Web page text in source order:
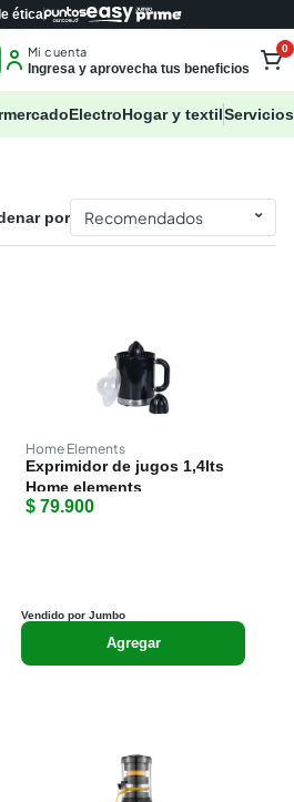
ética
Mi cuenta
Ingresa y aprovecha tus beneficios
0
ElectroHogar y textilServicios
por ⌄
Home Elements
Exprimidor de jugos 1,4lts
Home elements
$ 79.900
Vendido por Jumbo
Agregar